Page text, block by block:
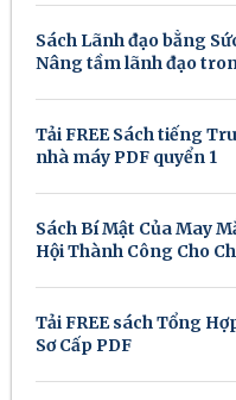
Sách Lãnh đạo bằng
Nâng tầm lãnh đạo
Tải FREE Sách tiếng
nhà máy PDF quyển 1
Sách Bí Mật Của May
Hội Thành Công Cho
Tải FREE sách Tổng
Sơ Cấp PDF